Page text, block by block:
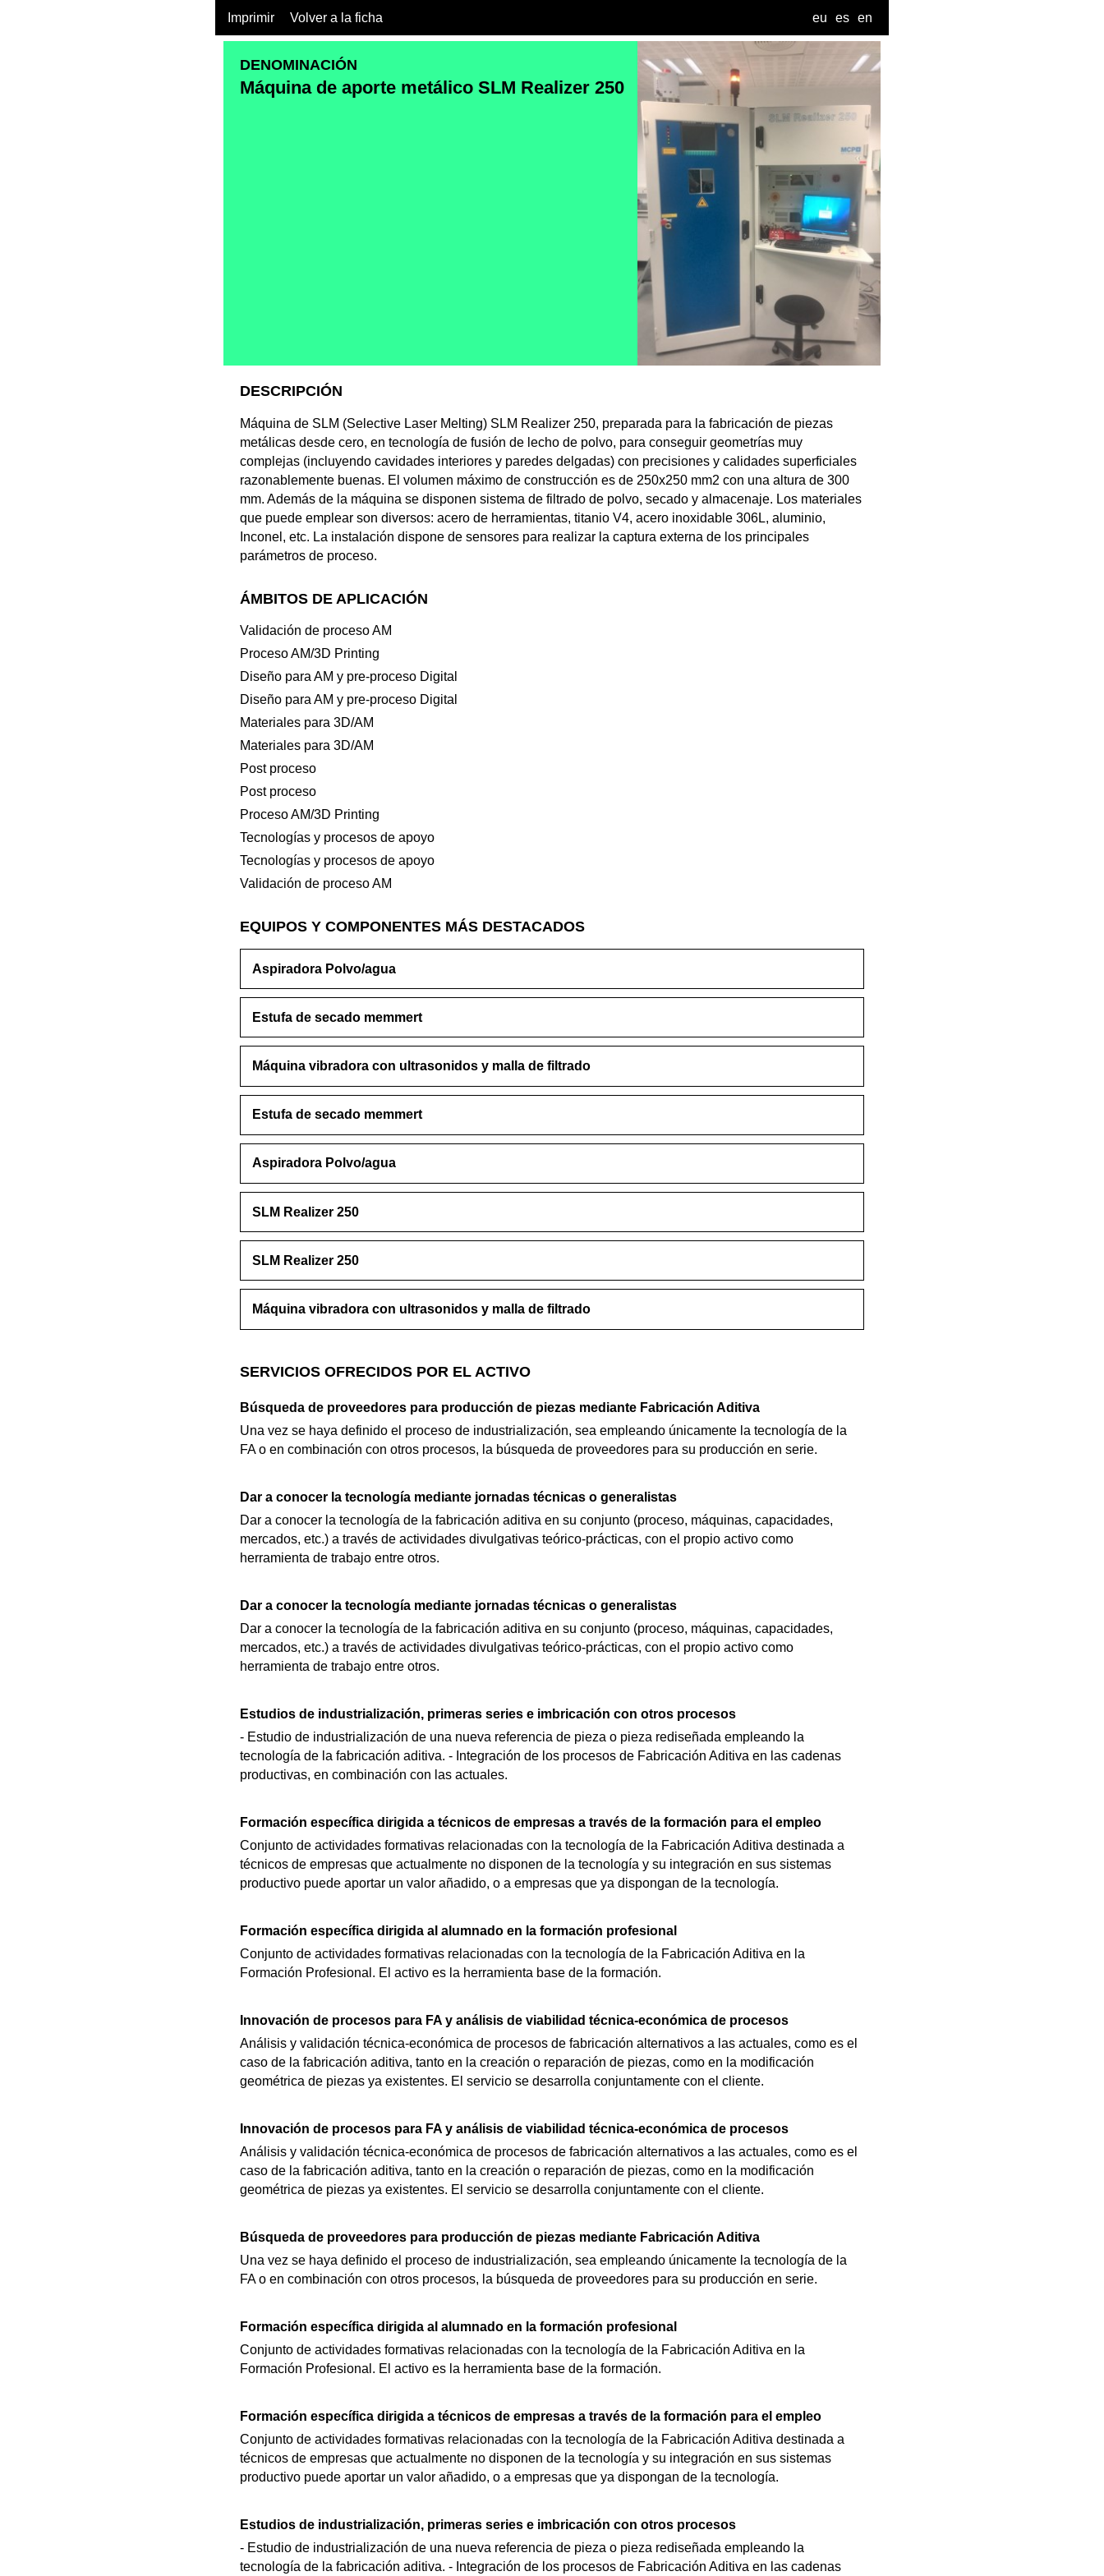
Imprimir Volver a la ficha eu es en
DENOMINACIÓN
Máquina de aporte metálico SLM Realizer 250
DESCRIPCIÓN
Máquina de SLM (Selective Laser Melting) SLM Realizer 250, preparada para la fabricación de piezas
metálicas desde cero, en tecnología de fusión de lecho de polvo, para conseguir geometrías muy
complejas (incluyendo cavidades interiores y paredes delgadas) con precisiones y calidades superficiales
razonablemente buenas. El volumen máximo de construcción es de 250x250 mm2 con una altura de 300
mm. Además de la máquina se disponen sistema de filtrado de polvo, secado y almacenaje. Los materiales
que puede emplear son diversos: acero de herramientas, titanio V4, acero inoxidable 306L, aluminio,
Inconel, etc. La instalación dispone de sensores para realizar la captura externa de los principales
parámetros de proceso.
ÁMBITOS DE APLICACIÓN
Validación de proceso AM
Proceso AM/3D Printing
Diseño para AM y pre-proceso Digital
Diseño para AM y pre-proceso Digital
Materiales para 3D/AM
Materiales para 3D/AM
Post proceso
Post proceso
Proceso AM/3D Printing
Tecnologías y procesos de apoyo
Tecnologías y procesos de apoyo
Validación de proceso AM
EQUIPOS Y COMPONENTES MÁS DESTACADOS
Aspiradora Polvo/agua
Estufa de secado memmert
Máquina vibradora con ultrasonidos y malla de filtrado
Estufa de secado memmert
Aspiradora Polvo/agua
SLM Realizer 250
SLM Realizer 250
Máquina vibradora con ultrasonidos y malla de filtrado
SERVICIOS OFRECIDOS POR EL ACTIVO
Búsqueda de proveedores para producción de piezas mediante Fabricación Aditiva
Una vez se haya definido el proceso de industrialización, sea empleando únicamente la tecnología de la
FA o en combinación con otros procesos, la búsqueda de proveedores para su producción en serie.
Dar a conocer la tecnología mediante jornadas técnicas o generalistas
Dar a conocer la tecnología de la fabricación aditiva en su conjunto (proceso, máquinas, capacidades,
mercados, etc.) a través de actividades divulgativas teórico-prácticas, con el propio activo como
herramienta de trabajo entre otros.
Dar a conocer la tecnología mediante jornadas técnicas o generalistas
Dar a conocer la tecnología de la fabricación aditiva en su conjunto (proceso, máquinas, capacidades,
mercados, etc.) a través de actividades divulgativas teórico-prácticas, con el propio activo como
herramienta de trabajo entre otros.
Estudios de industrialización, primeras series e imbricación con otros procesos
- Estudio de industrialización de una nueva referencia de pieza o pieza rediseñada empleando la
tecnología de la fabricación aditiva. - Integración de los procesos de Fabricación Aditiva en las cadenas
productivas, en combinación con las actuales.
Formación específica dirigida a técnicos de empresas a través de la formación para el empleo
Conjunto de actividades formativas relacionadas con la tecnología de la Fabricación Aditiva destinada a
técnicos de empresas que actualmente no disponen de la tecnología y su integración en sus sistemas
productivo puede aportar un valor añadido, o a empresas que ya dispongan de la tecnología.
Formación específica dirigida al alumnado en la formación profesional
Conjunto de actividades formativas relacionadas con la tecnología de la Fabricación Aditiva en la
Formación Profesional. El activo es la herramienta base de la formación.
Innovación de procesos para FA y análisis de viabilidad técnica-económica de procesos
Análisis y validación técnica-económica de procesos de fabricación alternativos a las actuales, como es el
caso de la fabricación aditiva, tanto en la creación o reparación de piezas, como en la modificación
geométrica de piezas ya existentes. El servicio se desarrolla conjuntamente con el cliente.
Innovación de procesos para FA y análisis de viabilidad técnica-económica de procesos
Análisis y validación técnica-económica de procesos de fabricación alternativos a las actuales, como es el
caso de la fabricación aditiva, tanto en la creación o reparación de piezas, como en la modificación
geométrica de piezas ya existentes. El servicio se desarrolla conjuntamente con el cliente.
Búsqueda de proveedores para producción de piezas mediante Fabricación Aditiva
Una vez se haya definido el proceso de industrialización, sea empleando únicamente la tecnología de la
FA o en combinación con otros procesos, la búsqueda de proveedores para su producción en serie.
Formación específica dirigida al alumnado en la formación profesional
Conjunto de actividades formativas relacionadas con la tecnología de la Fabricación Aditiva en la
Formación Profesional. El activo es la herramienta base de la formación.
Formación específica dirigida a técnicos de empresas a través de la formación para el empleo
Conjunto de actividades formativas relacionadas con la tecnología de la Fabricación Aditiva destinada a
técnicos de empresas que actualmente no disponen de la tecnología y su integración en sus sistemas
productivo puede aportar un valor añadido, o a empresas que ya dispongan de la tecnología.
Estudios de industrialización, primeras series e imbricación con otros procesos
- Estudio de industrialización de una nueva referencia de pieza o pieza rediseñada empleando la
tecnología de la fabricación aditiva. - Integración de los procesos de Fabricación Aditiva en las cadenas